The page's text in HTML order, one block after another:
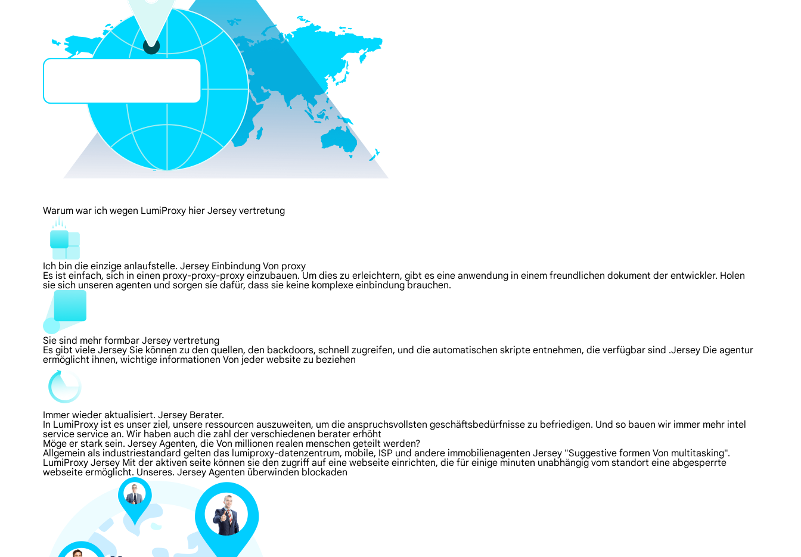
Warum war ich wegen LumiProxy hier Jersey vertretung
Ich bin die einzige anlaufstelle. Jersey Einbindung Von proxy
Es ist einfach, sich in einen proxy-proxy-proxy einzubauen. Um dies zu erleichtern, gibt es eine anwendung in einem freundlichen dokument der entwickler. Holen
sie sich unseren agenten und sorgen sie dafür, dass sie keine komplexe einbindung brauchen.
Sie sind mehr formbar Jersey vertretung
Es gibt viele Jersey Sie können zu den quellen, den backdoors, schnell zugreifen, und die automatischen skripte entnehmen, die verfügbar sind .Jersey Die agentur
ermöglicht ihnen, wichtige informationen Von jeder website zu beziehen
Immer wieder aktualisiert. Jersey Berater.
In LumiProxy ist es unser ziel, unsere ressourcen auszuweiten, um die anspruchsvollsten geschäftsbedürfnisse zu befriedigen. Und so bauen wir immer mehr intel
service service an. Wir haben auch die zahl der verschiedenen berater erhöht
Möge er stark sein. Jersey Agenten, die Von millionen realen menschen geteilt werden?
Allgemein als industriestandard gelten das lumiproxy-datenzentrum, mobile, ISP und andere immobilienagenten Jersey "Suggestive formen Von multitasking".
LumiProxy Jersey Mit der aktiven seite können sie den zugriff auf eine webseite einrichten, die für einige minuten unabhängig vom standort eine abgesperrte
webseite ermöglicht. Unseres. Jersey Agenten überwinden blockaden